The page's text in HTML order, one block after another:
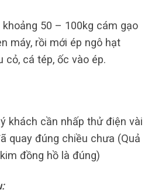
50 – 100kg cám gạo
máy, rồi mới ép ngô hạt
cỏ, cá tép, ốc vào ép.
khách cần nhấp thử điện vài
quay đúng chiều chưa (Quả
đồng hồ là đúng)